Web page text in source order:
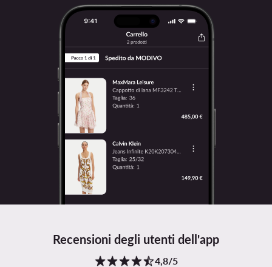
Recensioni degli utenti dell'app
4,8/5